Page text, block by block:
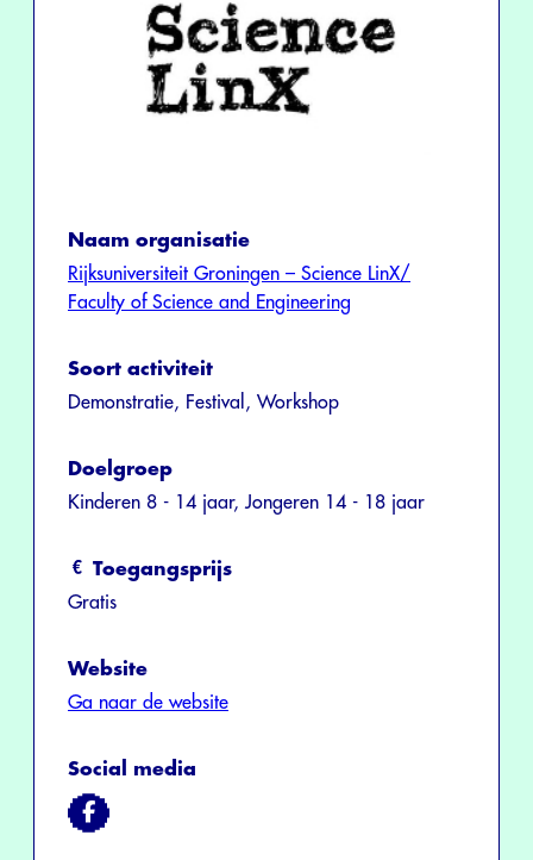
Naam organisatie
Rijksuniversiteit Groningen – Science LinX/
Faculty of Science and Engineering
Soort activiteit
Demonstratie, Festival, Workshop
Doelgroep
Kinderen 8 - 14 jaar, Jongeren 14 - 18 jaar
Toegangsprijs
Gratis
Website
Ga naar de website
Social media